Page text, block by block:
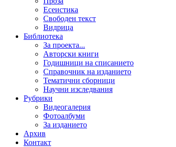
Есеистика
Свободен текст
Видрица
Библиотека
За проекта...
Авторски книги
Годишници на списанието
Справочник на изданието
Тематични сборници
Научни изследвания
Рубрики
Видеогалерия
Фотоалбуми
За изданието
Архив
Контакт